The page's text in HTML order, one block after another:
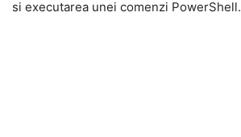
si executarea unei comenzi PowerShell.